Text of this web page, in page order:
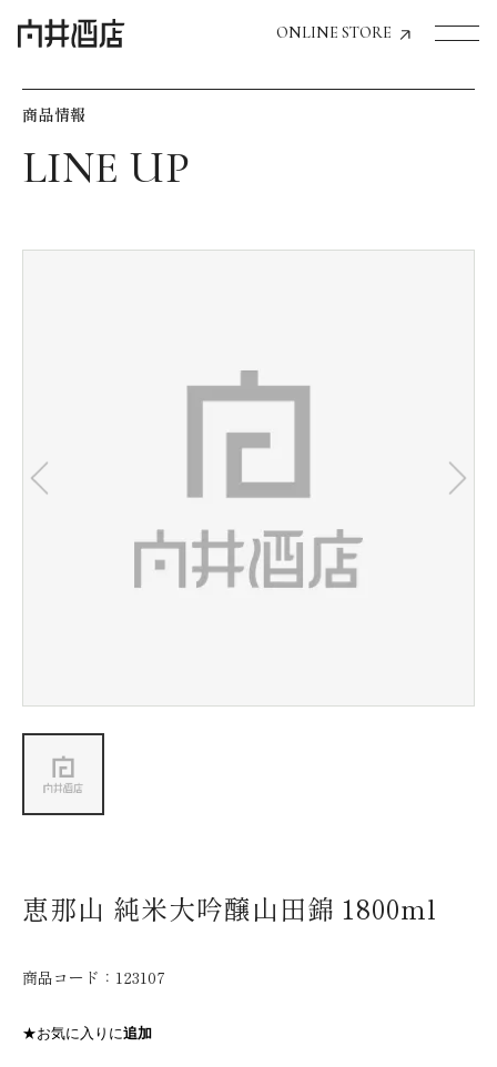
ONLINE STORE
飲食店経営のお客様
お気に入り機能の活用方法
会社情報
商品情報
恵那山 純米大吟醸山田錦 1800ml
商品コード： 123107
★お気に入りに追加